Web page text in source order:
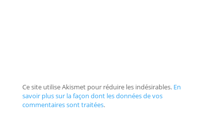
Ce site utilise Akismet pour réduire les indésirables. En
savoir plus sur la façon dont les données de vos
commentaires sont traitées.